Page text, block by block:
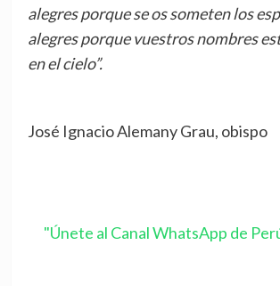
alegres porque se os someten los
alegres porque vuestros nombres
en el cielo”.
José Ignacio Alemany Grau, obispo
"Únete al Canal WhatsApp de